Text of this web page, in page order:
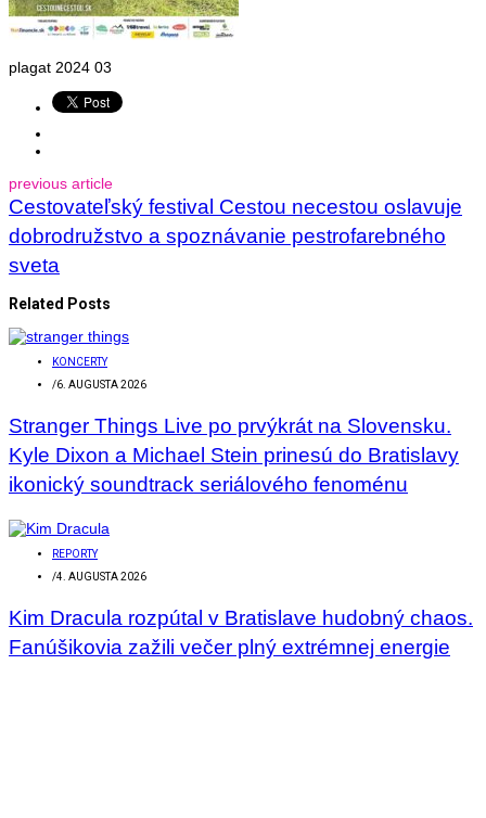
plagat 2024 03
previous article
Cestovateľský festival Cestou necestou oslavuje
dobrodružstvo a spoznávanie pestrofarebného
sveta
Related Posts
KONCERTY
/6. AUGUSTA 2026
Stranger Things Live po prvýkrát na Slovensku.
Kyle Dixon a Michael Stein prinesú do Bratislavy
ikonický soundtrack seriálového fenoménu
REPORTY
/4. AUGUSTA 2026
Kim Dracula rozpútal v Bratislave hudobný chaos.
Fanúšikovia zažili večer plný extrémnej energie